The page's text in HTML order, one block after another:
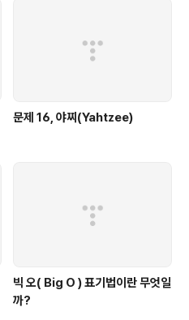
문제 16, 야찌(Yahtzee)
빅 오( Big O ) 표기법이란 무엇일
까?